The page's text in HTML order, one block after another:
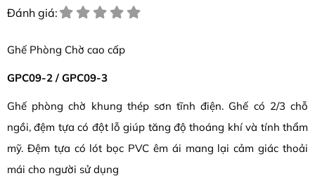
Đánh giá:
Ghế Phòng Chờ cao cấp
GPC09-2 / GPC09-3
Ghế phòng chờ khung thép sơn tĩnh điện. Ghế có 2/3 chỗ
ngồi, đệm tựa có đột lỗ giúp tăng độ thoáng khí và tính thẩm
mỹ. Đệm tựa có lót bọc PVC êm ái mang lại cảm giác thoải
mái cho người sử dụng